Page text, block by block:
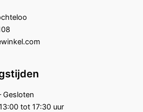
Gesloten
tot 17:30 uur